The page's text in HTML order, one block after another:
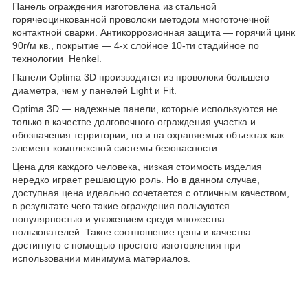
Панель ограждения изготовлена из стальной
горячеоцинкованной проволоки методом многоточечной
контактной сварки. Антикоррозионная защита — горячий цинк
90г/м кв., покрытие — 4-х слойное 10-ти стадийное по
технологии Henkel.
Панели Optima 3D производится из проволоки большего
диаметра, чем у панелей Light и Fit.
Optima 3D — надежные панели, которые используются не
только в качестве долговечного ограждения участка и
обозначения территории, но и на охраняемых объектах как
элемент комплексной системы безопасности.
Цена для каждого человека, низкая стоимость изделия
нередко играет решающую роль. Но в данном случае,
доступная цена идеально сочетается с отличным качеством,
в результате чего такие ограждения пользуются
популярностью и уважением среди множества
пользователей. Такое соотношение цены и качества
достигнуто с помощью простого изготовления при
использовании минимума материалов.